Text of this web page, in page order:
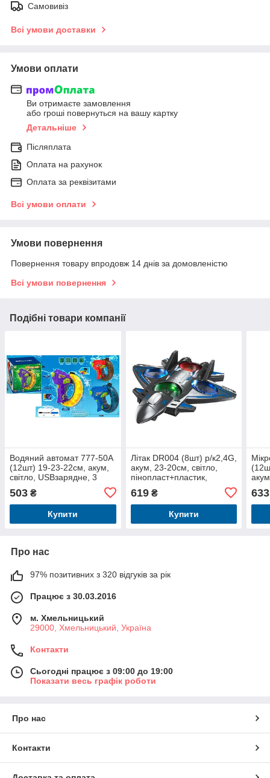
Самовивіз
Всі умови доставки
Умови оплати
Ви отримаєте замовлення
або гроші повернуться на вашу картку
Детальніше
Післяплата
Оплата на рахунок
Оплата за реквізитами
Всі умови оплати
Умови повернення
Повернення товару впродовж 14 днів за домовленістю
Всі умови повернення
Подібні товари компанії
Водяний автомат 777-50A
(12шт) 19-23-22см, акум,
світло, USBзарядне, 3
кольори, в кор-ці, 21-21-
19см
503 ₴
Купити
Літак DR004 (8шт) р/к2,4G,
акум, 23-20см, світло,
пінопласт+пластик,
лопаті, в кор-ці, 29-20-6см
619₴
Купити
кор-
633
Про нас
97% позитивних з 320 відгуків за рік
Працює з 30.03.2016
м. Хмельницький
29000, Хмельницький, Україна
Контакти
Сьогодні працює з 09:00 до 19:00
Показати весь графік роботи
Про нас
Контакти